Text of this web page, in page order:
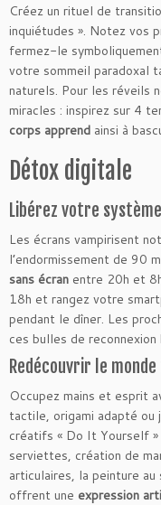
Créez un rituel de
inquiétudes ». Notez vos
fermez-le
votre sommeil paradoxal
naturels. Pour les
miracles : inspirez sur 4
corps apprend ainsi à
Détox digitale
Libérez votre
Les écrans vampirisent
l’endormissement de 90
sans écran entre 20h et
18h et rangez votre
pendant le dîner. Les
ces bulles de reconnexion
Redécouvrir le
Occupez mains et esprit
tactile, origami adapté ou
créatifs « Do It Yourself
serviettes, création de
articulaires, la peinture
offrent une expression